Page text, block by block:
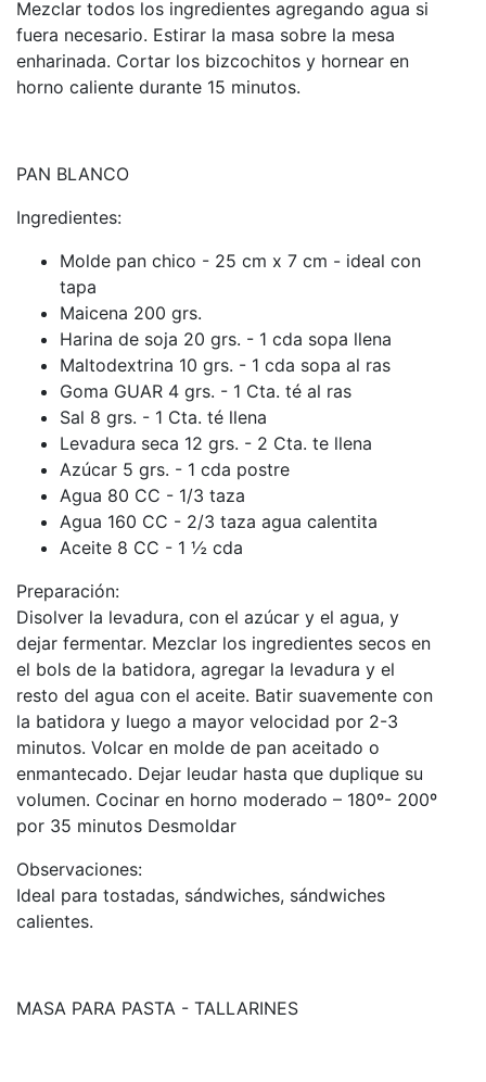
Mezclar todos los ingredientes agregando agua si
fuera necesario. Estirar la masa sobre la mesa
enharinada. Cortar los bizcochitos y hornear en
horno caliente durante 15 minutos.
PAN BLANCO
Ingredientes:
Molde pan chico - 25 cm x 7 cm - ideal con
tapa
Maicena 200 grs.
Harina de soja 20 grs. - 1 cda sopa llena
Maltodextrina 10 grs. - 1 cda sopa al ras
Goma GUAR 4 grs. - 1 Cta. té al ras
Sal 8 grs. - 1 Cta. té llena
Levadura seca 12 grs. - 2 Cta. te llena
Azúcar 5 grs. - 1 cda postre
Agua 80 CC - 1/3 taza
Agua 160 CC - 2/3 taza agua calentita
Aceite 8 CC - 1 ½ cda
Preparación:
Disolver la levadura, con el azúcar y el agua, y
dejar fermentar. Mezclar los ingredientes secos en
el bols de la batidora, agregar la levadura y el
resto del agua con el aceite. Batir suavemente con
la batidora y luego a mayor velocidad por 2-3
minutos. Volcar en molde de pan aceitado o
enmantecado. Dejar leudar hasta que duplique su
volumen. Cocinar en horno moderado – 180º- 200º
por 35 minutos Desmoldar
Observaciones:
Ideal para tostadas, sándwiches, sándwiches
calientes.
MASA PARA PASTA - TALLARINES